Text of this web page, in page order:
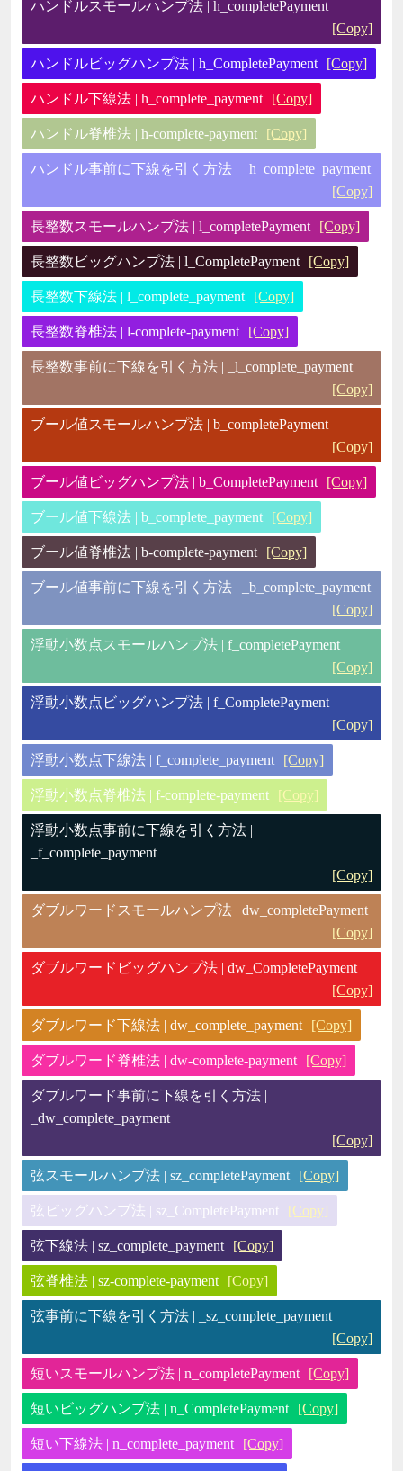
ハンドルスモールハンプ法 | h_completePayment
[Copy]
ハンドルビッグハンプ法 | h_CompletePayment [Copy]
ハンドル下線法 | h_complete_payment [Copy]
ハンドル脊椎法 | h-complete-payment [Copy]
ハンドル事前に下線を引く方法 | _h_complete_payment
[Copy]
長整数スモールハンプ法 | l_completePayment [Copy]
長整数ビッグハンプ法 | l_CompletePayment [Copy]
長整数下線法 | l_complete_payment [Copy]
長整数脊椎法 | l-complete-payment [Copy]
長整数事前に下線を引く方法 | _l_complete_payment
[Copy]
ブール値スモールハンプ法 | b_completePayment
[Copy]
ブール値ビッグハンプ法 | b_CompletePayment [Copy]
ブール値下線法 | b_complete_payment [Copy]
ブール値脊椎法 | b-complete-payment [Copy]
ブール値事前に下線を引く方法 | _b_complete_payment
[Copy]
浮動小数点スモールハンプ法 | f_completePayment
[Copy]
浮動小数点ビッグハンプ法 | f_CompletePayment
[Copy]
浮動小数点下線法 | f_complete_payment [Copy]
浮動小数点脊椎法 | f-complete-payment [Copy]
浮動小数点事前に下線を引く方法 |
_f_complete_payment
[Copy]
ダブルワードスモールハンプ法 | dw_completePayment
[Copy]
ダブルワードビッグハンプ法 | dw_CompletePayment
[Copy]
ダブルワード下線法 | dw_complete_payment [Copy]
ダブルワード脊椎法 | dw-complete-payment [Copy]
ダブルワード事前に下線を引く方法 |
_dw_complete_payment
[Copy]
弦スモールハンプ法 | sz_completePayment [Copy]
弦ビッグハンプ法 | sz_CompletePayment [Copy]
弦下線法 | sz_complete_payment [Copy]
弦脊椎法 | sz-complete-payment [Copy]
弦事前に下線を引く方法 | _sz_complete_payment
[Copy]
短いスモールハンプ法 | n_completePayment [Copy]
短いビッグハンプ法 | n_CompletePayment [Copy]
短い下線法 | n_complete_payment [Copy]